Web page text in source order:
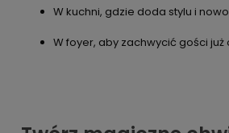
W kuchni, gdzie doda stylu i
W foyer, aby zachwycić gości już